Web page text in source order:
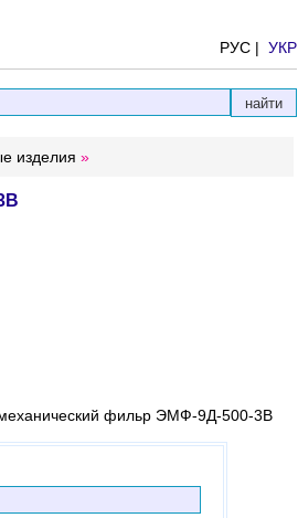
РУС | УКР
изделия »
фильр ЭМФ-9Д-500-3В